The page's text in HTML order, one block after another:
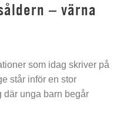
– värna
som idag skriver på
står inför en stor
där unga barn begår